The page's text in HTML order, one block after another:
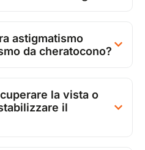
astigmatismo
da cheratocono?
la vista o
il